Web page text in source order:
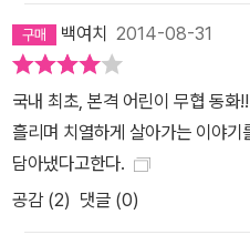
치던 건이는 오방도사에게 들켜 혼
는 오방구결을 엿들었다며 오방도
는 주눅이 들기는커녕 기지를 발
한 건이의 활약에 놀란 오방도사
이로써 건이와 오방도사의 좌충우
사의 제자가 되는 길은 호락호락하
사 대신 건이는 집안 살림을 책임
백여치 2014-08-31
국내 최초, 본격 어린이 무협 동화
흘리며 치열하게 살아가는 이야
담아냈다고한다.
공감 (2) 댓글 (0)